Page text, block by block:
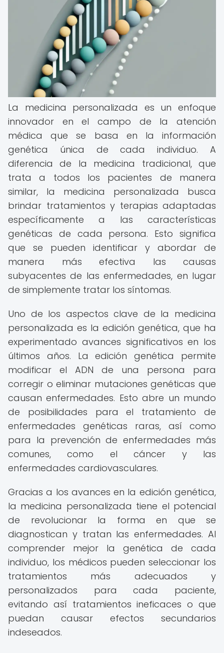
La medicina personalizada es un enfoque
innovador en el campo de la atención
médica que se basa en la información
genética única de cada individuo. A
diferencia de la medicina tradicional, que
trata a todos los pacientes de manera
similar, la medicina personalizada busca
brindar tratamientos y terapias adaptadas
específicamente a las características
genéticas de cada persona. Esto significa
que se pueden identificar y abordar de
manera más efectiva las causas
subyacentes de las enfermedades, en lugar
de simplemente tratar los síntomas.
Uno de los aspectos clave de la medicina
personalizada es la edición genética, que ha
experimentado avances significativos en los
últimos años. La edición genética permite
modificar el ADN de una persona para
corregir o eliminar mutaciones genéticas que
causan enfermedades. Esto abre un mundo
de posibilidades para el tratamiento de
enfermedades genéticas raras, así como
para la prevención de enfermedades más
comunes, como el cáncer y las
enfermedades cardiovasculares.
Gracias a los avances en la edición genética,
la medicina personalizada tiene el potencial
de revolucionar la forma en que se
diagnostican y tratan las enfermedades. Al
comprender mejor la genética de cada
individuo, los médicos pueden seleccionar los
tratamientos más adecuados y
personalizados para cada paciente,
evitando así tratamientos ineficaces o que
puedan causar efectos secundarios
indeseados.